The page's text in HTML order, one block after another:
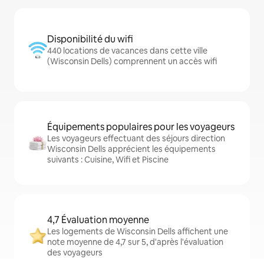
Disponibilité du wifi
440 locations de vacances dans cette ville
(Wisconsin Dells) comprennent un accès wifi
Équipements populaires pour les voyageurs
Les voyageurs effectuant des séjours direction
Wisconsin Dells apprécient les équipements
suivants : Cuisine, Wifi et Piscine
4,7 Évaluation moyenne
Les logements de Wisconsin Dells affichent une
note moyenne de 4,7 sur 5, d'après l'évaluation
des voyageurs